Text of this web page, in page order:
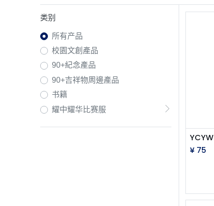
类别
所有产品
校園文創產品
90+紀念產品
90+吉祥物周邊產品
书籍
耀中耀华比赛服
¥ 75